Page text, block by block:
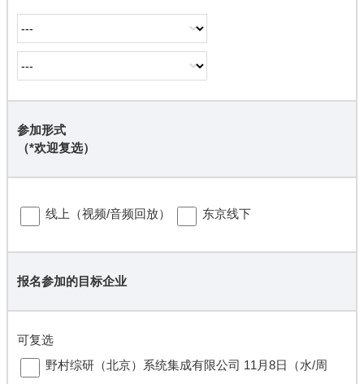
参加形式
（*欢迎复选）
︎线上（视频/音频回放） ︎东京线下
报名参加的目标企业
可复选
︎野村综研（北京）系统集成有限公司 11月8日（水/周